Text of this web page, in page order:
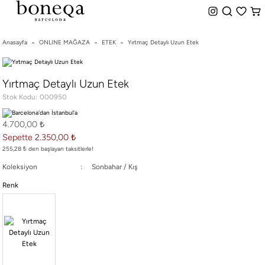
%50 ye Varan İndirim Hemen Teslim Seçeneği
Anasayfa ONLINE MAĞAZA ETEK Yırtmaç Detaylı Uzun Etek
Yırtmaç Detaylı Uzun Etek
Stok Kodu 000950
4.700,00 ₺
Sepette 2.350,00 ₺
255,28 ₺ den başlayan taksitlerle!
Koleksiyon Sonbahar / Kış
Renk
26 SS İLKBAHAR-YAZ
25/26 SONBAHAR-KIŞ
TÜM KOLEKSİYONLAR
ELBİSE
BLUZ & GÖMLEK
CEKET & YELEK
ETEK
PANTOLON
TAYT & ŞORT
TiŞÖRT
SPOR KOLEKSİYON